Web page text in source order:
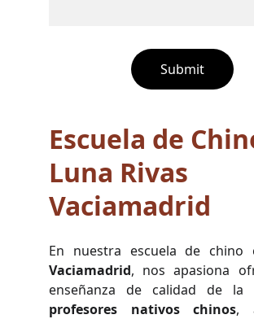
Submit
Escuela de
Luna Rivas
Vaciamadrid
En nuestra escuela de chino
Vaciamadrid, nos apasiona
enseñanza de calidad de la
profesores nativos chinos,